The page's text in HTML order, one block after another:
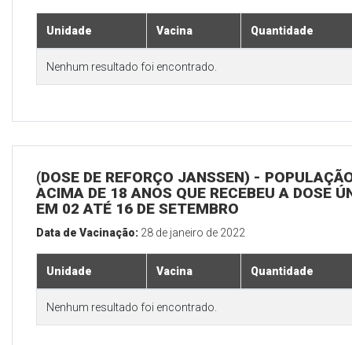
Unidade Vacina Quantidade
Nenhum resultado foi encontrado.
(DOSE DE REFORÇO JANSSEN) -
ACIMA DE 18 ANOS QUE RECEBEU A DOSE
EM 02 ATÉ 16 DE SETEMBRO
Data de Vacinação: 28 de janeiro de 2022
Unidade Vacina Quantidade
Nenhum resultado foi encontrado.